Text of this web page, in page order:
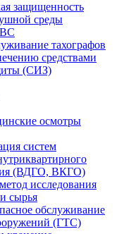
защищенность
среды
тахографов
средствами
(СИЗ)
осмотры
систем
(ВДГО, ВКГО)
исследования
сырья
обслуживание
(ГТС)